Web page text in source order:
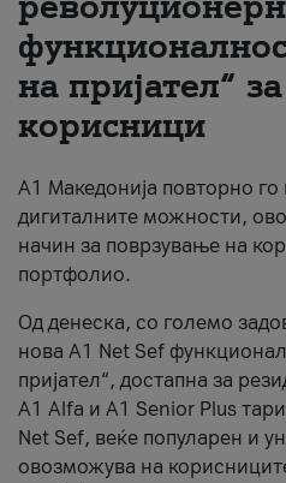
За нас
#ПодобарОнлајн
на пријател“
корисници
А1 Македонија повторно
дигиталните можности,
начин за поврзување на
портфолио.
Од денеска, со големо
нова A1 Net Sef
пријател“, достапна за
А1 Alfa и A1 Senior Plus
Net Sef, веќе популарен и
овозможува на